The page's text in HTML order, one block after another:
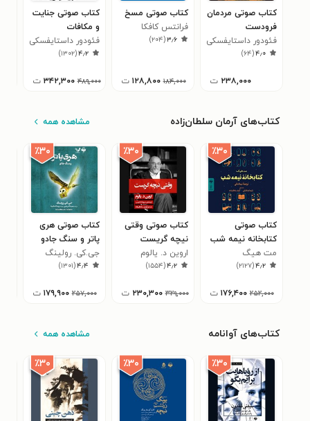
کتاب صوتی مردمان
فرودست
فئودور داستایفسکی
۴٫۰(۶۴)
۲۳۸,۰۰۰ ت
کتاب صوتی مسخ
فرانتس کافکا
۳٫۶(۲۰۴)
۱۸۴,۰۰۰ ۱۲۸,۸۰۰ ت
کتاب صوتی جنایت
و مکافات
فئودور داستایفسکی
۴٫۲(۱۳۰۲)
۴۸۹,۰۰۰ ۳۴۲,۳۰۰ ت
کتاب‌های آرمان سلطان‌زاده مشاهده همه
٪۳۰
کتاب صوتی
کتابخانه نیمه شب
مت هیگ
۴٫۲(۲۱۲۷)
۲۵۲,۰۰۰ ۱۷۶,۴۰۰ ت
٪۳۰
کتاب صوتی وقتی
نیچه گریست
اروین د. یالوم
۴٫۲(۱۵۵۴)
۳۲۹,۰۰۰ ۲۳۰,۳۰۰ ت
٪۳۰
کتاب صوتی هری
پاتر و سنگ جادو
جی.کی. رولینگ
۴٫۴(۱۳۰۱)
۲۵۷,۰۰۰ ۱۷۹,۹۰۰ ت
کتاب‌های آوانامه مشاهده همه
٪۳۰ ٪۳۰ ٪۳۰